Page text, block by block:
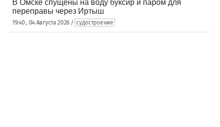
В Омске спущены на воду буксир и паром для
переправы через Иртыш
19:40 , 04 Августа 2026 / судостроение